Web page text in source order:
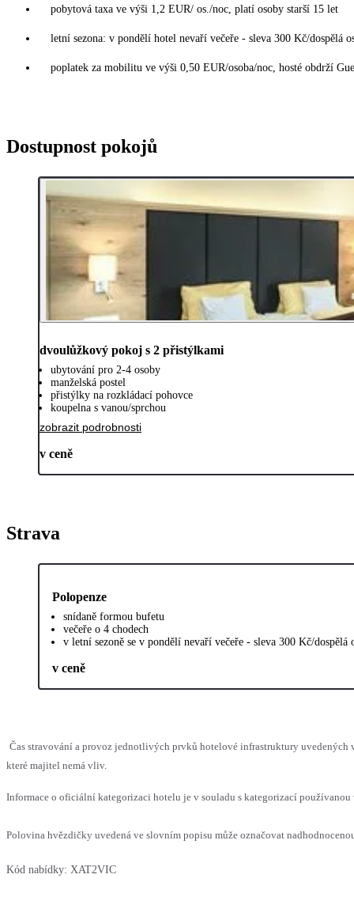
pobytová taxa ve výši 1,2 EUR/ os./noc, platí osoby starší 15 let
letní sezona: v pondělí hotel nevaří večeře - sleva 300 Kč/dospělá
poplatek za mobilitu ve výši 0,50 EUR/osoba/noc, hosté obdrží
Dostupnost pokojů
dvoulůžkový pokoj s 2 přistýlkami
ubytování pro 2-4 osoby
manželská postel
přistýlky na rozkládací pohovce
koupelna s vanou/sprchou
zobrazit podrobnosti
v ceně
Strava
Polopenze
snídaně formou bufetu
večeře o 4 chodech
v letní sezoně se v pondělí nevaří večeře - sleva 300 Kč/dospělá
v ceně
Čas stravování a provoz jednotlivých prvků hotelové infrastruktury uvedených
které majitel nemá vliv.
Informace o oficiální kategorizaci hotelu je v souladu s kategorizací
Polovina hvězdičky uvedená ve slovním popisu může označovat
Kód nabídky: XAT2VIC